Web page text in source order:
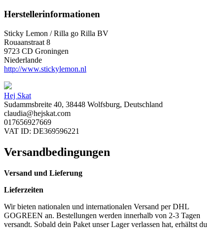
Herstellerinformationen
Sticky Lemon / Rilla go Rilla BV
Rouaanstraat 8
9723 CD Groningen
Niederlande
http://www.stickylemon.nl
Hej Skat
Sudammsbreite 40, 38448 Wolfsburg, Deutschland
claudia@hejskat.com
017656927669
VAT ID: DE369596221
Versandbedingungen
Versand und Lieferung
Lieferzeiten
Wir bieten nationalen und internationalen Versand per DHL
GOGREEN an. Bestellungen werden innerhalb von 2-3 Tagen
versandt. Sobald dein Paket unser Lager verlassen hat, erhältst du